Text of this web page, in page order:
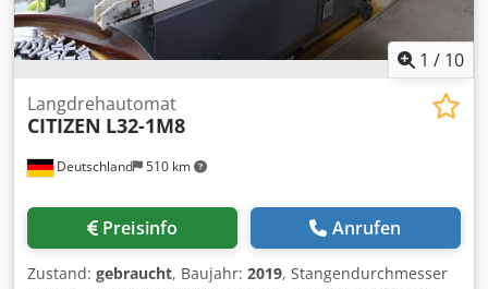
1 / 10
Deutschland 510 km
Langdrehautomat
CITIZEN L32-1M8
Preisinfo Anrufen
Zustand: gebraucht, Baujahr: 2019, Stangendurchmesser